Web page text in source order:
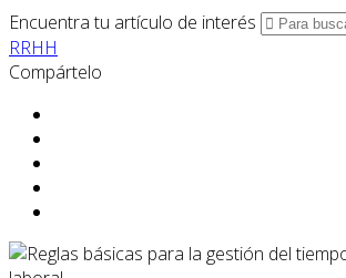
Encuentra tu artículo de interés
RRHH
Compártelo